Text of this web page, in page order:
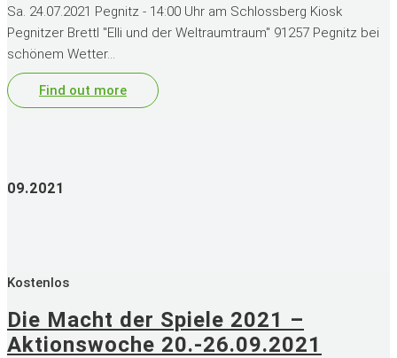
Sa. 24.07.2021 Pegnitz - 14:00 Uhr am Schlossberg Kiosk
Pegnitzer Brettl "Elli und der Weltraumtraum" 91257 Pegnitz bei
schönem Wetter…
Find out more
09.2021
Kostenlos
Die Macht der Spiele 2021 –
Aktionswoche 20.-26.09.2021